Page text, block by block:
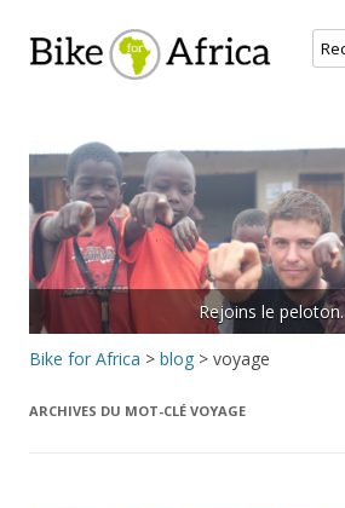
Bike for Africa
contenu
principal
Rejoins le peloton.
Bike for Africa > blog > voyage
ARCHIVES DU MOT-CLÉ VOYAGE